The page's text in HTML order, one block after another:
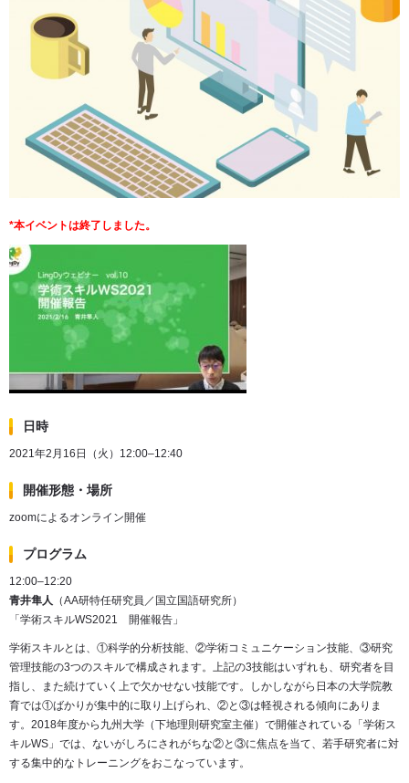
*本イベントは終了しました。
日時
2021年2月16日（火）12:00–12:40
開催形態・場所
zoomによるオンライン開催
プログラム
12:00–12:20
青井隼人
（AA研特任研究員／国立国語研究所）
「学術スキルWS2021 開催報告」
学術スキルとは、①科学的分析技能、②学術コミュニケーション技能、③研究
管理技能の3つのスキルで構成されます。上記の3技能はいずれも、研究者を目
指し、また続けていく上で欠かせない技能です。しかしながら日本の大学院教
育では①ばかりが集中的に取り上げられ、②と③は軽視される傾向にありま
す。 2018年度から九州大学（下地理則研究室主催）で開催されている「学術ス
キルWS 」では、ないがしろにされがちな②と③に焦点を当て、若手研究者に対
する集中的なトレーニングをおこなっています。